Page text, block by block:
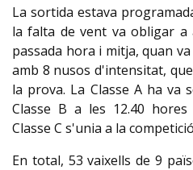
La sortida estava
la falta de vent va obligar
passada hora i mitja, quan
amb 8 nusos d'intensitat,
la prova. La Classe A ha va
Classe B a les 12.40
Classe C s'unia a la
En total, 53 vaixells de 9